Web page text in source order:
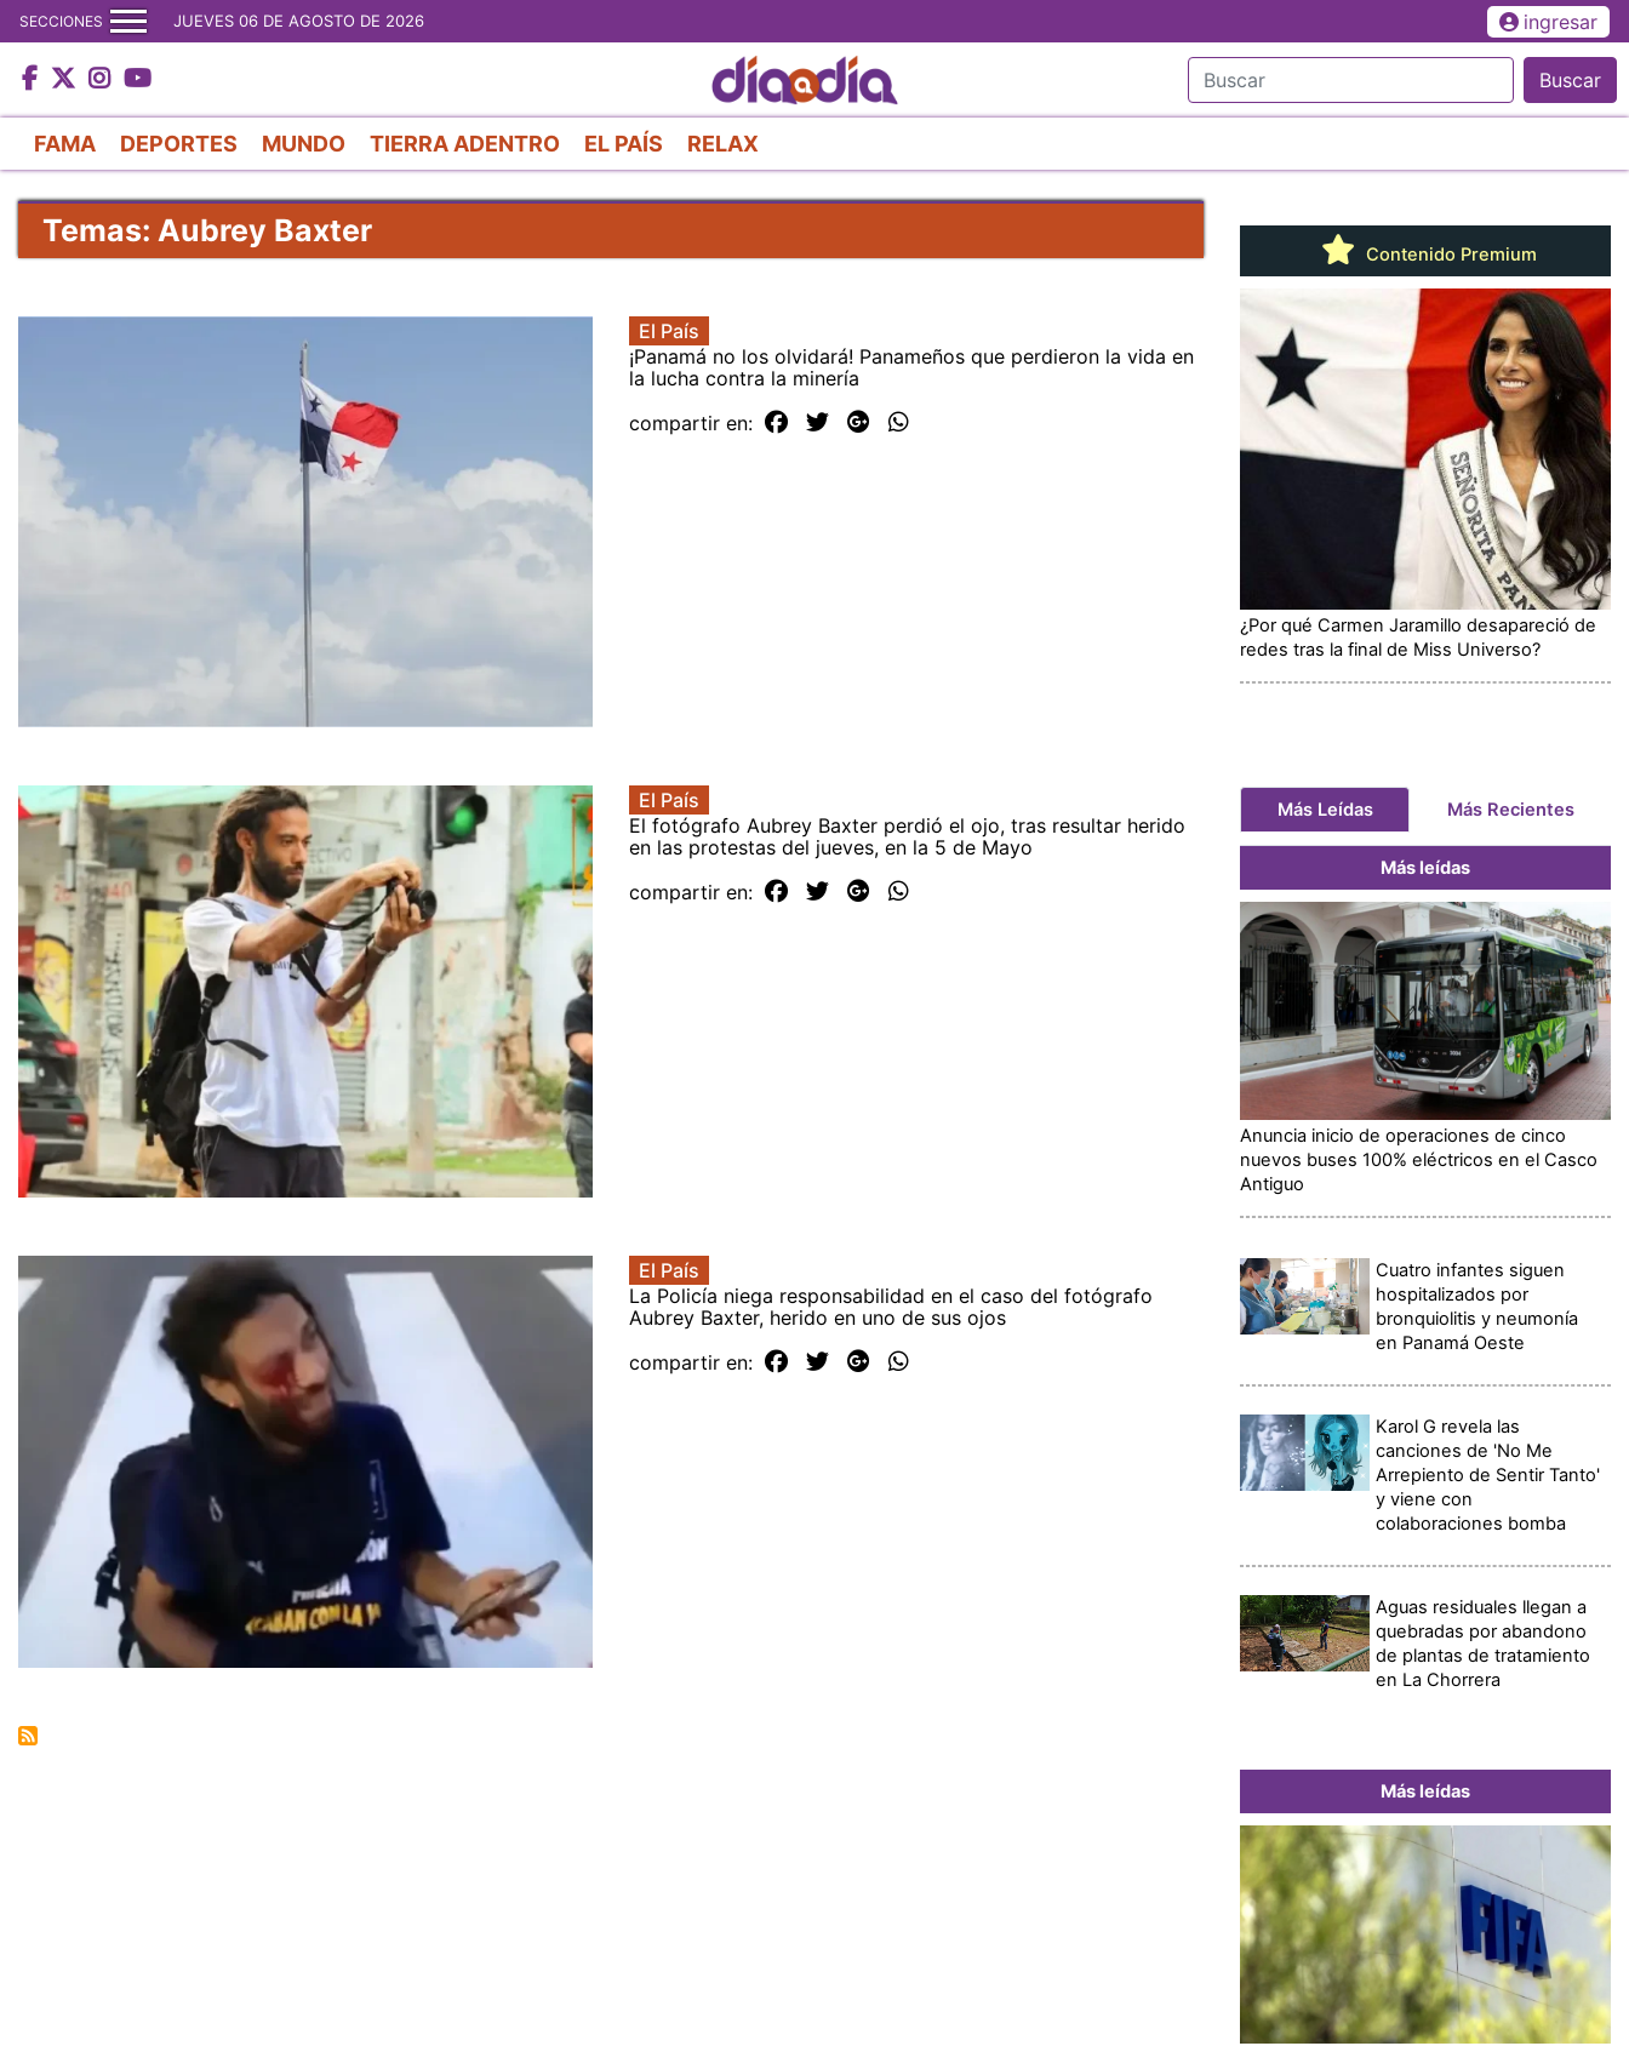
al
contenido
principal
SECCIONES JUEVES 06 DE AGOSTO DE 2026 ingresar
Buscar
FAMA DEPORTES MUNDO TIERRA ADENTRO EL PAÍS RELAX
Temas: Aubrey Baxter
El País
¡Panamá no los olvidará! Panameños que perdieron la vida en
la lucha contra la minería
compartir en:
El País
El fotógrafo Aubrey Baxter perdió el ojo, tras resultar herido
en las protestas del jueves, en la 5 de Mayo
compartir en:
El País
La Policía niega responsabilidad en el caso del fotógrafo
Aubrey Baxter, herido en uno de sus ojos
compartir en:
Contenido Premium
¿Por qué Carmen Jaramillo desapareció de
redes tras la final de Miss Universo?
Más Leídas Más Recientes
Más leídas
Anuncia inicio de operaciones de cinco
nuevos buses 100% eléctricos en el Casco
Antiguo
Cuatro infantes siguen
hospitalizados por
bronquiolitis y neumonía
en Panamá Oeste
Karol G revela las
canciones de 'No Me
Arrepiento de Sentir Tanto'
y viene con
colaboraciones bomba
Aguas residuales llegan a
quebradas por abandono
de plantas de tratamiento
en La Chorrera
Más leídas